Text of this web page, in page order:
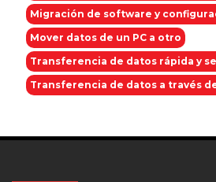
Migración de software y
Mover datos de un PC a otro
Transferencia de datos rápida y
Transferencia de datos a través